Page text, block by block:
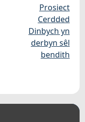
Prosiect
Cerdded
Dinbych yn
derbyn sêl
bendith